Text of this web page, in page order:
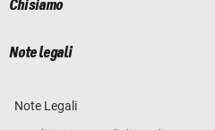
Chi siamo
Note legali
Note Legali